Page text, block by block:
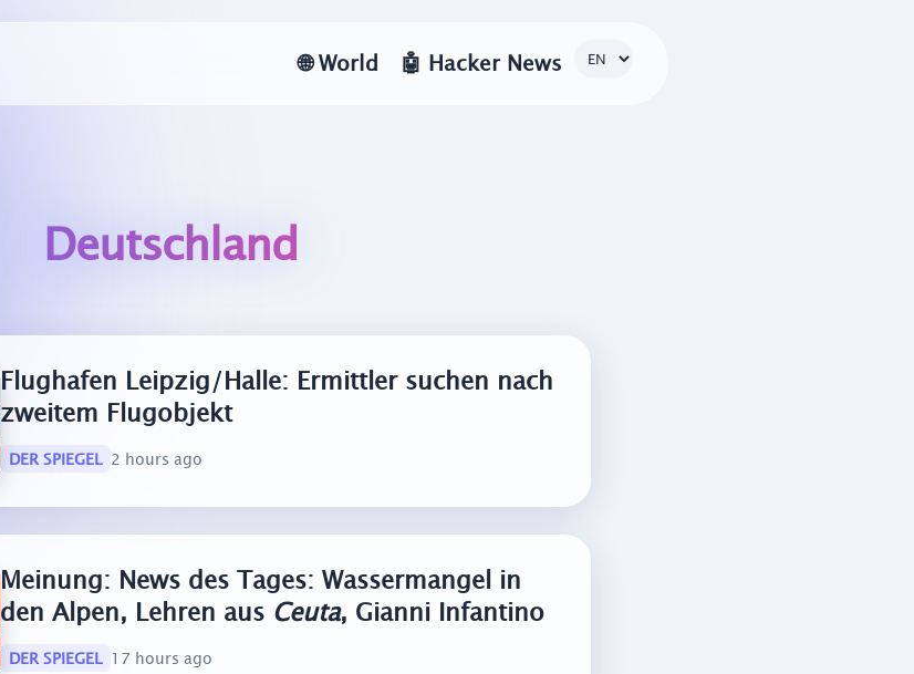
🌐World 🤖 Hacker News
Deutschland
Flughafen Leipzig/Halle: Ermittler suchen nach
zweitem Flugobjekt
DER SPIEGEL 2 hours ago
Meinung: News des Tages: Wassermangel in
den Alpen, Lehren aus Ceuta, Gianni Infantino
DER SPIEGEL 17 hours ago